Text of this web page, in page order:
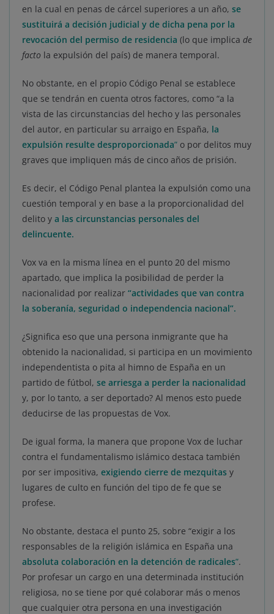
en la cual en penas de cárcel superiores a un año, se
sustituirá a decisión judicial y de dicha pena por la
revocación del permiso de residencia (lo que implica de
facto la expulsión del país) de manera temporal.
No obstante, en el propio Código Penal se establece
que se tendrán en cuenta otros factores, como “a la
vista de las circunstancias del hecho y las personales
del autor, en particular su arraigo en España, la
expulsión resulte desproporcionada” o por delitos muy
graves que impliquen más de cinco años de prisión.
Es decir, el Código Penal plantea la expulsión como una
cuestión temporal y en base a la proporcionalidad del
delito y a las circunstancias personales del
delincuente.
Vox va en la misma línea en el punto 20 del mismo
apartado, que implica la posibilidad de perder la
nacionalidad por realizar “actividades que van contra
la soberanía, seguridad o independencia nacional”.
¿Significa eso que una persona inmigrante que ha
obtenido la nacionalidad, si participa en un movimiento
independentista o pita al himno de España en un
partido de fútbol, se arriesga a perder la nacionalidad
y, por lo tanto, a ser deportado? Al menos esto puede
deducirse de las propuestas de Vox.
De igual forma, la manera que propone Vox de luchar
contra el fundamentalismo islámico destaca también
por ser impositiva, exigiendo cierre de mezquitas y
lugares de culto en función del tipo de fe que se
profese.
No obstante, destaca el punto 25, sobre “exigir a los
responsables de la religión islámica en España una
absoluta colaboración en la detención de radicales”.
Por profesar un cargo en una determinada institución
religiosa, no se tiene por qué colaborar más o menos
que cualquier otra persona en una investigación